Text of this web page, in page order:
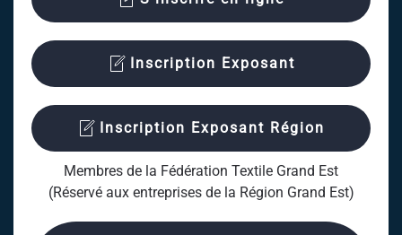
Inscription Exposant
Inscription Exposant Région
Membres de la Fédération Textile Grand Est
(Réservé aux entreprises de la Région Grand Est)